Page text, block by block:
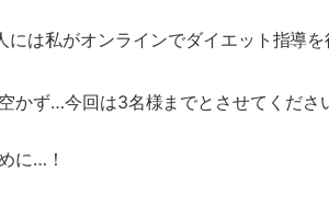
には私がオンラインでダイエット指導を
かず…今回は3名様までとさせてくださ
に…！